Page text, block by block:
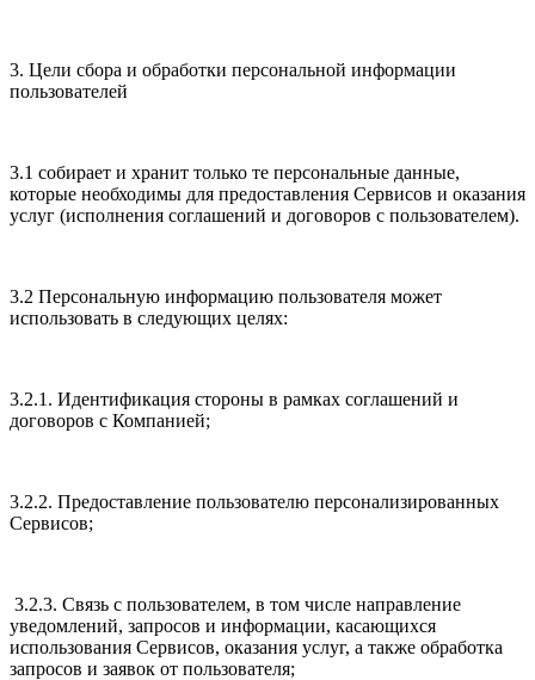
3. Цели сбора и обработки персональной информации
пользователей
3.1 собирает и хранит только те персональные данные,
которые необходимы для предоставления Сервисов и оказания
услуг (исполнения соглашений и договоров с пользователем).
3.2 Персональную информацию пользователя может
использовать в следующих целях:
3.2.1. Идентификация стороны в рамках соглашений и
договоров с Компанией;
3.2.2. Предоставление пользователю персонализированных
Сервисов;
3.2.3. Связь с пользователем, в том числе направление
уведомлений, запросов и информации, касающихся
использования Сервисов, оказания услуг, а также обработка
запросов и заявок от пользователя;